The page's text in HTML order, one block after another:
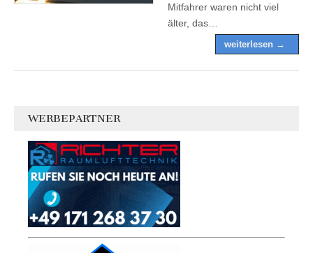
Mitfahrer waren nicht viel
älter, das…
weiterlesen →
WERBEPARTNER